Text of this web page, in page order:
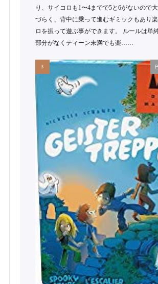
り、サイコロも1〜4までで5と6がないので
づらく、背中に乗って進むギミックもあり
ロを振って遊ぶ事ができます。 ルールは単
部分がなくティーン未満でも楽……